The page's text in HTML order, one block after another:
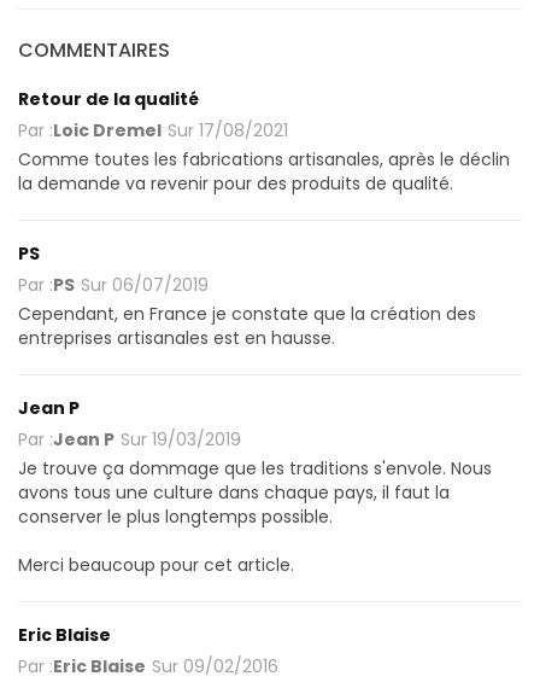
COMMENTAIRES
Retour de la qualité
Par :Loic Dremel Sur 17/08/2021
Comme toutes les fabrications artisanales, après le déclin
la demande va revenir pour des produits de qualité.
PS
Par :PS Sur 06/07/2019
Cependant, en France je constate que la création des
entreprises artisanales est en hausse.
Jean P
Par :Jean P Sur 19/03/2019
Je trouve ça dommage que les traditions s'envole. Nous
avons tous une culture dans chaque pays, il faut la
conserver le plus longtemps possible.
Merci beaucoup pour cet article.
Eric Blaise
Par :Eric Blaise Sur 09/02/2016